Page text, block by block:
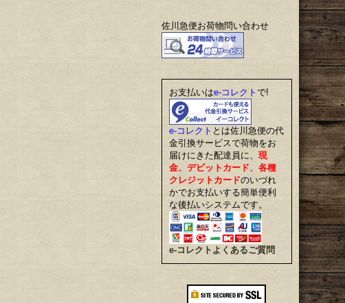
佐川急便お荷物問い合わせ
お支払いはe-コレクト で!
e-コレクト とは佐川急便の代
金引換サービスで荷物をお
届けにきた配達員に、 現
金、デビットカード、各種
クレジットカードのいづれ
かでお支払いする簡単便利
な後払いシステムです。
e-コレクトよくあるご質問